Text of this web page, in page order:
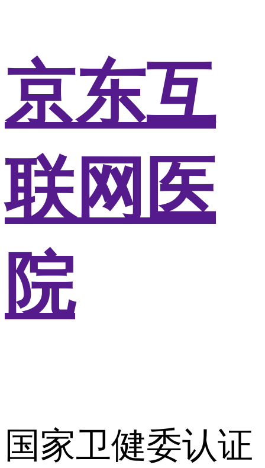
京东互
联网医
院
国家卫健委认证